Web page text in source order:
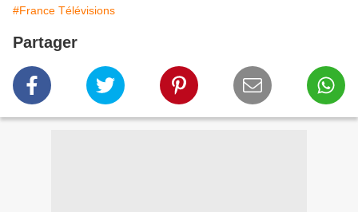
#France Télévisions
Partager